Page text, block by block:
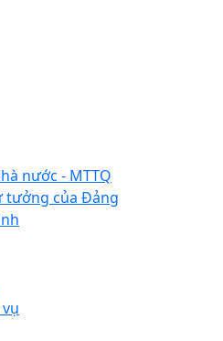
nước - MTTQ
tưởng của Đảng